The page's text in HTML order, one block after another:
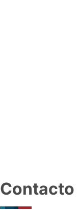
Contacto